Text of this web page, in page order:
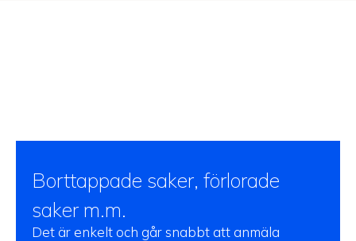
Borttappade saker, förlorade
saker m.m.
Det är enkelt och går snabbt att anmäla